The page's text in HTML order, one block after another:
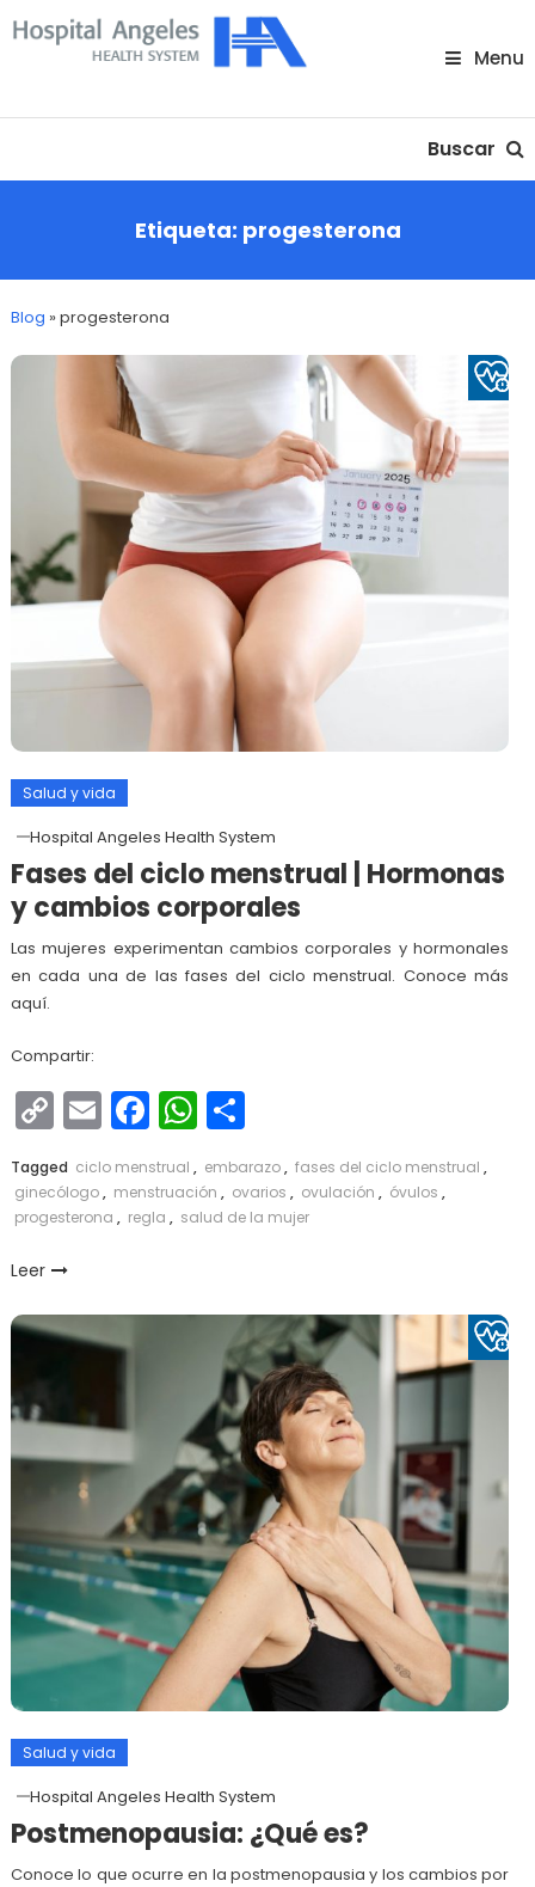
Skip
To
Menu
Buscar
Etiqueta: progesterona
Blog »progesterona
Salud y vida
Hospital Angeles Health System
Fases del ciclo menstrual | Hormonas
y cambios corporales
Las mujeres experimentan cambios corporales y hormonales
en cada una de las fases del ciclo menstrual. Conoce más
aquí.
Compartir:
Copy
Link
EmailFacebook
WhatsApp
Compartir
Tagged ciclo menstrual , embarazo, fases del ciclo menstrual ,
ginecólogo, menstruación , ovarios , ovulación , óvulos ,
progesterona , regla , salud de la mujer
Leer
Salud y vida
Hospital Angeles Health System
Postmenopausia: ¿Qué es?
Conoce lo que ocurre en la postmenopausia y los cambios por